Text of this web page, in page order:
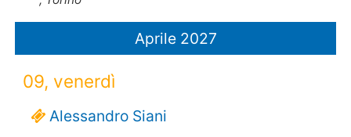
Aprile 2027
09, venerdì
Alessandro Siani